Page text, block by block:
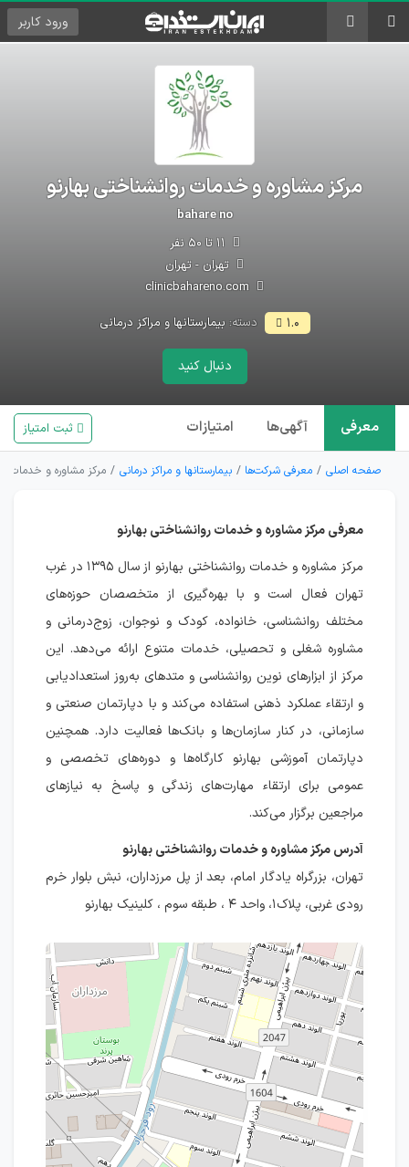
ورود کاربر
مرکز مشاوره و خدمات روانشناختی بهارنو
bahare no
تهران - تهران
۱.۰ دسته:بیمارستانها و مراکز درمانی
دنبال کنید
معرفی آگهی‌ها امتیازات ثبت امتیاز
صفحه اصلی معرفی شرکت‌ها بیمارستانها و مراکز درمانی مرکز مشاوره و خدمات
معرفی مرکز مشاوره و خدمات روانشناختی بهارنو
مرکز مشاوره و خدمات روانشناختی بهارنو از سال ۱۳۹۵ در غرب
تهران فعال است و با بهره‌گیری از متخصصان حوزه‌های
مختلف روانشناسی، خانواده، کودک و نوجوان، زوج‌درمانی و
مشاوره شغلی و تحصیلی، خدمات متنوع ارائه می‌دهد. این
مرکز از ابزارهای نوین روانشناسی و متدهای به‌روز استعدادیابی
و ارتقاء عملکرد ذهنی استفاده می‌کند و با دپارتمان صنعتی و
سازمانی، در کنار سازمان‌ها و بانک‌ها فعالیت دارد. همچنین
دپارتمان آموزشی بهارنو کارگاه‌ها و دوره‌های تخصصی و
عمومی برای ارتقاء مهارت‌های زندگی و پاسخ به نیازهای
مراجعین برگزار می‌کند.
آدرس مرکز مشاوره و خدمات روانشناختی بهارنو
تهران، بزرگراه یادگار امام، بعد از پل مرزداران، نبش بلوار خرم
رودی غربی، پلاک۱، واحد ۴ ، طبقه سوم ، کلینیک بهارنو